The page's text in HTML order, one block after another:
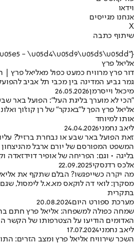
וידאו
אנחנו מגייסים
X
שיתוף כתבה
{"name":"\u05d0\u05dc\u05d9\u05d0\u05dc \u05e4\u05e8\u05e5 - \u05d4\u05d9\u05d5\u05dd"}
אליאל פרץ
דור פרץ מרוויח כמעט כפול מאליאל פרץ
גמר גביע המדינה בין מכבי תל אביב
מיכאל וייסרמן26.05.2026
"הכי לא מוערך בליגת העל": הפועל באר
אליאל פרץ הפך ל"באנקר" של רן קוז'וך
אותו למיוחד
ליאב נחמני24.04.2026
זאת הפועל באר שבע או נבחרת ברזיל?
בליגה • וגם: הפריחה של אופיר
אלכס רדנסקי22.09.2025
מה יקרה כשייפגשו? הבלם שתקף את
מסקרן: לואי דה לוקאס מא.א.ל לימסול,
בתקרית
מערכת ספורט היום20.08.2024
שמחה כפולה למשפחה: אליאל פרץ חתם
האדומים הודיעו על הצטרפותו של הקשר הישראלי, לו נולדה השבוע בת שנייה, בחוזה ל-3
ליאב נחמני17.07.2024
השכר שירוויח אליאל פרץ ומצב הזרים: